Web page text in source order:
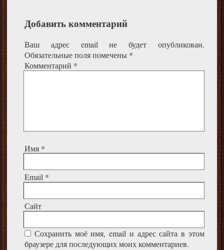
Добавить комментарий
Ваш адрес email не будет опубликован.
Обязательные поля помечены *
Комментарий *
Имя *
Email *
Сайт
Сохранить моё имя, email и адрес сайта в этом
браузере для последующих моих комментариев.